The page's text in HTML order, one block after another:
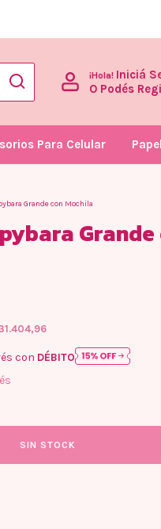
¡Hola! Iniciá
O Podés
Para Celular
Grande con Mochila
Grande
con DÉBITO